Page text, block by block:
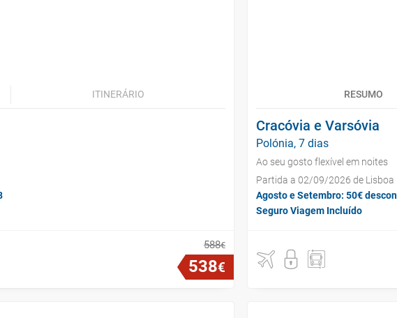
ITINERÁRIO
588€
538€
RESUMO
Cracóvia e Varsóvia
Polónia, 7 dias
Ao seu gosto flexível em noites
Partida a 02/09/2026 de Lisboa
Agosto e Setembro: 50€
Seguro Viagem Incluído